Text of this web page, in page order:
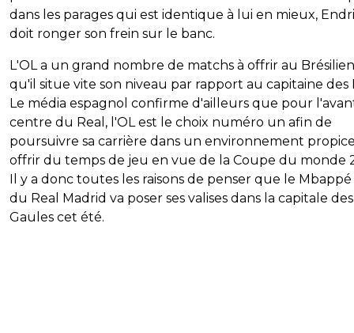
dans les parages qui est identique à lui en mieux,
doit ronger son frein sur le banc.
L'OL a un grand nombre de matchs à offrir au
qu'il situe vite son niveau par rapport au capitaine des
Le média espagnol confirme d'ailleurs que pour
centre du Real, l'OL est le choix numéro un afin de
poursuivre sa carrière dans un environnement
offrir du temps de jeu en vue de la Coupe du monde
Il y a donc toutes les raisons de penser que le Mbappé
du Real Madrid va poser ses valises dans la capitale des
Gaules cet été.